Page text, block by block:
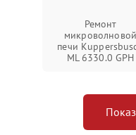
Ремонт
микроволновой
печи
ML 6330.0 GPH